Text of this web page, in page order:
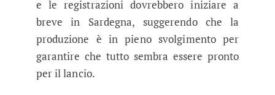
e le registrazioni dovrebbero iniziare a
breve in Sardegna, suggerendo che la
produzione è in pieno svolgimento per
garantire che tutto sembra essere pronto
per il lancio.